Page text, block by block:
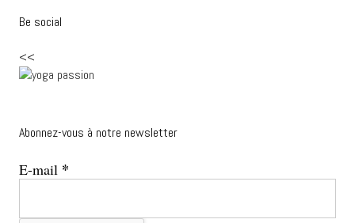
Be social
<<
Abonnez-vous à notre newsletter
E-mail *